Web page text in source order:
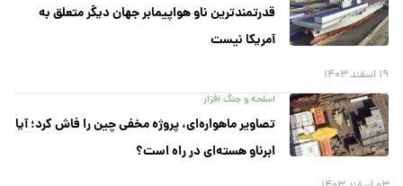
قدرتمندترین ناو هواپیمابر جهان دیگر متعلق به
آمریکا نیست
۱۹ اسفند ۱۴۰۳
اسلحه و جنگ افزار
تصاویر ماهواره‌ای، پروژه مخفی چین را فاش کرد؛ آیا
ابرناو هسته‌ای در راه است؟